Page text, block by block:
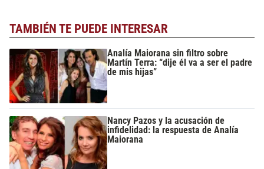
TAMBIÉN TE PUEDE INTERESAR
Analía Maiorana sin filtro sobre
Martín Terra: “dije él va a ser el padre
de mis hijas”
Nancy Pazos y la acusación de
infidelidad: la respuesta de Analía
Maiorana